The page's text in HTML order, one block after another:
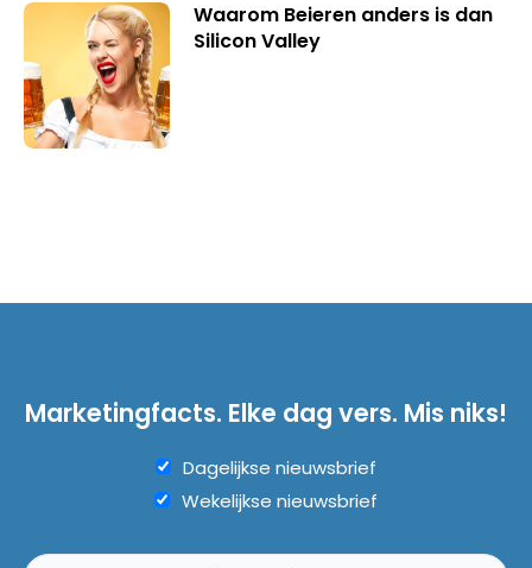
Waarom Beieren anders is dan
Silicon Valley
Marketingfacts. Elke dag vers. Mis niks!
Dagelijkse nieuwsbrief
Wekelijkse nieuwsbrief